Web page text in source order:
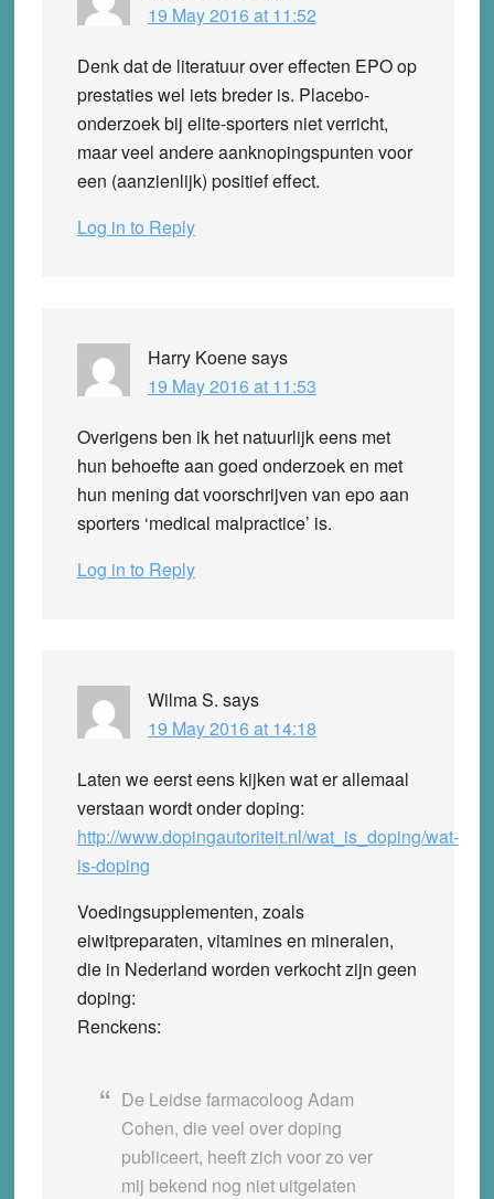
19 May 2016 at 11:52
Denk dat de literatuur over effecten EPO op
prestaties wel iets breder is. Placebo-
onderzoek bij elite-sporters niet verricht,
maar veel andere aanknopingspunten voor
een (aanzienlijk) positief effect.
Log in to Reply
Harry Koenesays
19 May 2016 at 11:53
Overigens ben ik het natuurlijk eens met
hun behoefte aan goed onderzoek en met
hun mening dat voorschrijven van epo aan
sporters ‘medical malpractice’ is.
Log in to Reply
Wilma S. says
19 May 2016 at 14:18
Laten we eerst eens kijken wat er allemaal
verstaan wordt onder doping:
http://www.dopingautoriteit.nl/wat_is_doping/wat-
is-doping
Voedingsupplementen, zoals
eiwitpreparaten, vitamines en mineralen,
die in Nederland worden verkocht zijn geen
doping:
Renckens:
De Leidse farmacoloog Adam
Cohen, die veel over doping
publiceert, heeft zich voor zo ver
mij bekend nog niet uitgelaten